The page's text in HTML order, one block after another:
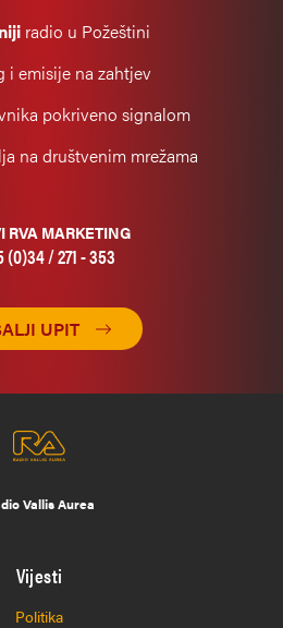
radio u Požeštini
i emisije na zahtjev
pokriveno signalom
na društvenim mrežama
RVA MARKETING
(0)34 / 271 - 353
UPIT
Vallis Aurea
Vijesti
Politika